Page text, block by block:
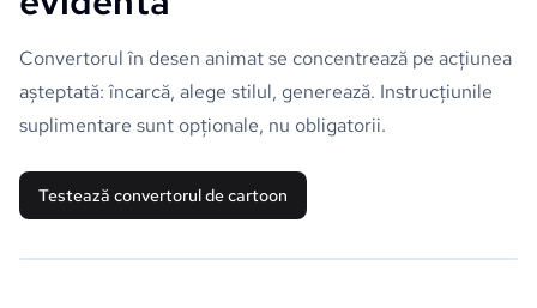
Convertorul în desen animat se concentrează pe acțiunea
așteptată: încarcă, alege stilul, generează. Instrucțiunile
suplimentare sunt opționale, nu obligatorii.
Testează convertorul de cartoon